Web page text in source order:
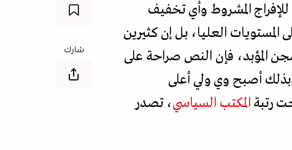
المشروط وأي تخفيف
العليا، بل إن كثيرين
المؤبد، فإن النص صراحة على
أصبح وي ولي أعلى
رتبة المكتب السياسي، تصدر
شارك